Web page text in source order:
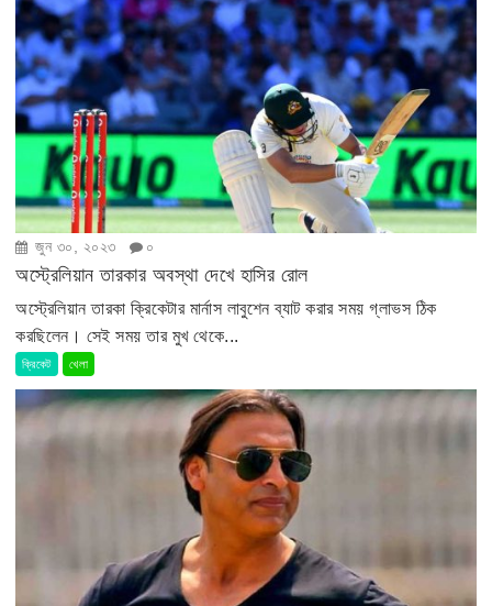
জুন ৩০, ২০২৩ ০
অস্ট্রেলিয়ান তারকার অবস্থা দেখে হাসির রোল
অস্ট্রেলিয়ান তারকা ক্রিকেটার মার্নাস লাবুশেন ব্যাট করার সময় গ্লাভস ঠিক
করছিলেন। সেই সময় তার মুখ থেকে...
ক্রিকেট খেলা